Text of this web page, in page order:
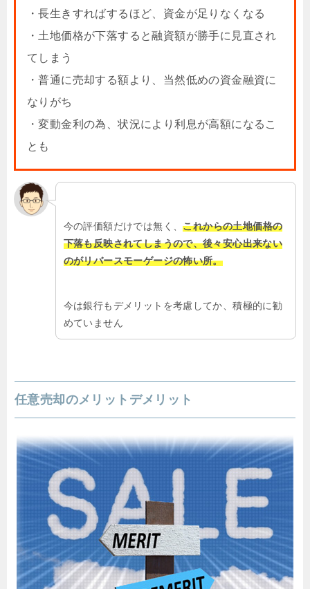
・長生きすればするほど、資金が足りなくなる
・土地価格が下落すると融資額が勝手に見直され
てしまう
・普通に売却する額より、当然低めの資金融資に
なりがち
・変動金利の為、状況により利息が高額になるこ
とも
今の評価額だけでは無く、これからの土地価格の
下落も反映されてしまうので、後々安心出来ない
のがリバースモーゲージの怖い所。
今は銀行もデメリットを考慮してか、積極的に勧
めていません
任意売却のメリットデメリット